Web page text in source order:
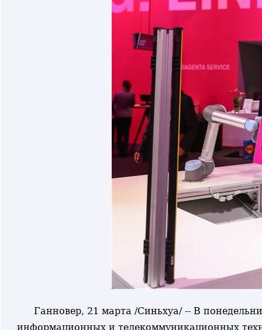
Ганновер, 21 марта /Синьхуа/ -- В
информационных и телекоммуникационных